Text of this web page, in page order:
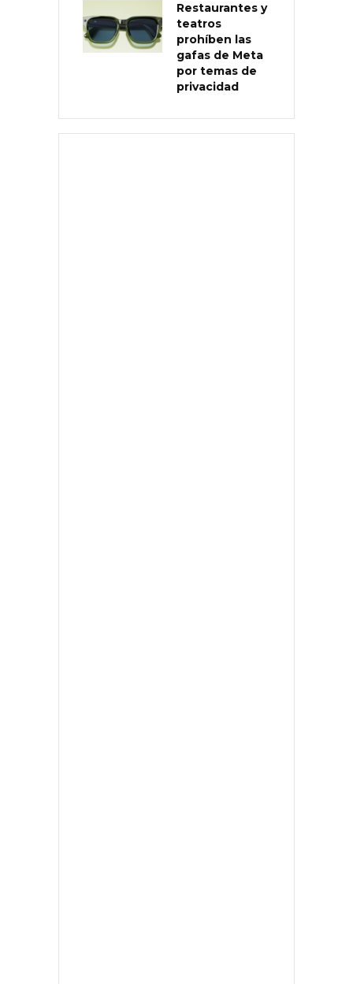
Restaurantes y
teatros
prohíben las
gafas de Meta
por temas de
privacidad